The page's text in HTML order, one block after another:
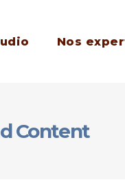
Nos
Content